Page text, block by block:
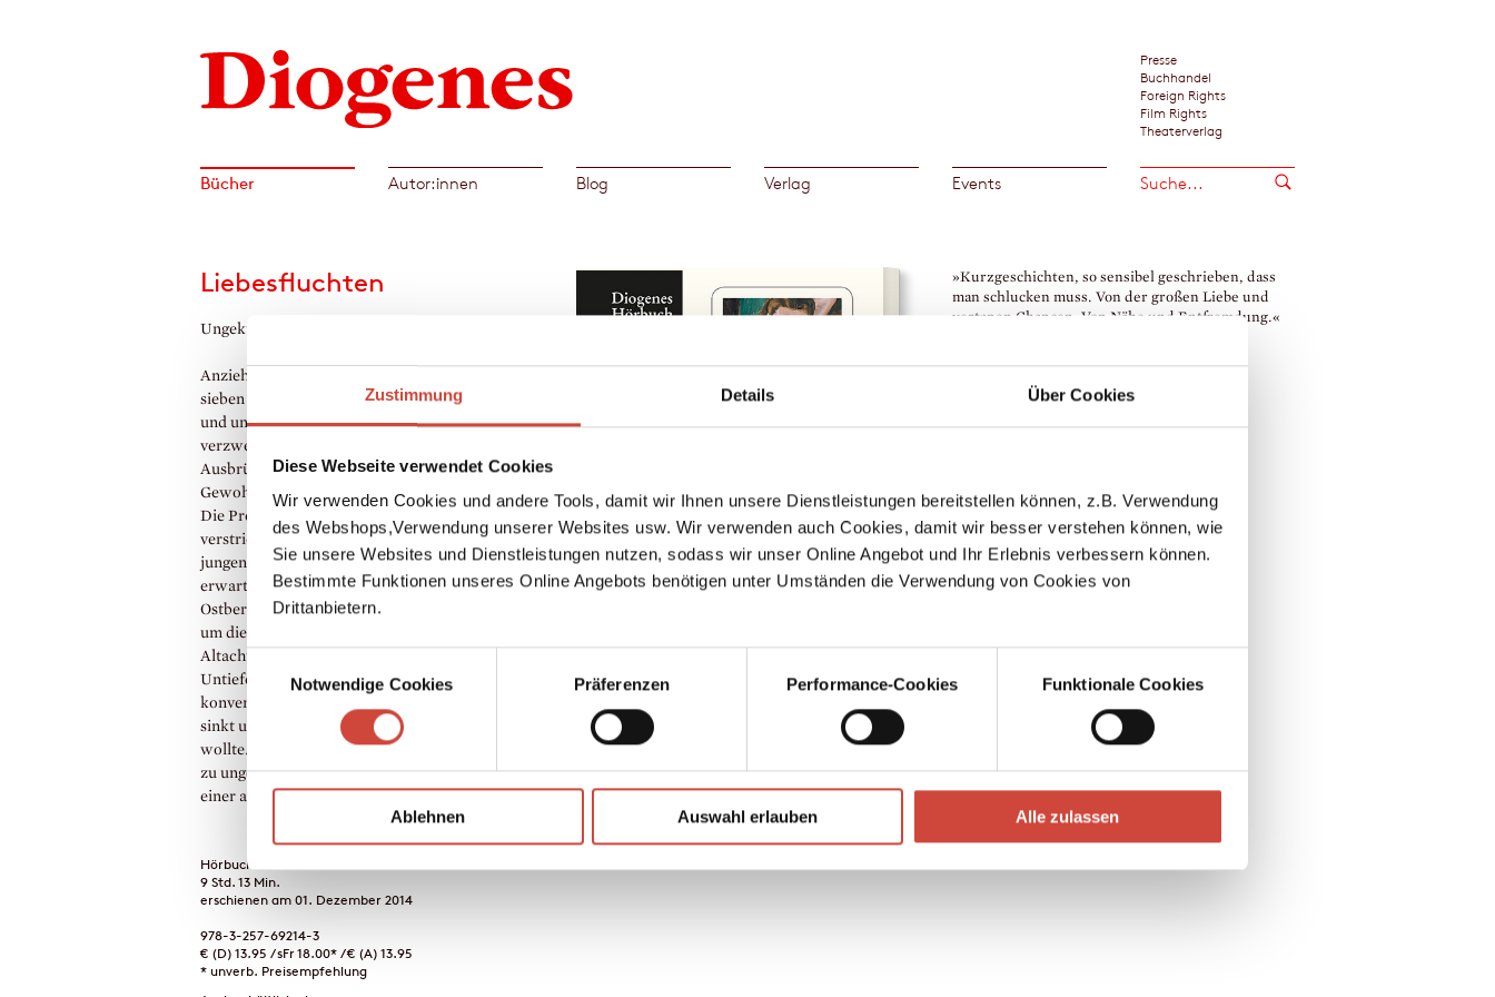
Zustimmung Details Über Cookies
Diese Webseite verwendet Cookies
Wir verwenden Cookies und andere Tools, damit wir Ihnen unsere Dienstleistungen bereitstellen können, z.B. Verwendung
des Webshops,Verwendung unserer Websites usw. Wir verwenden auch Cookies, damit wir besser verstehen können, wie
Sie unsere Websites und Dienstleistungen nutzen, sodass wir unser Online Angebot und Ihr Erlebnis verbessern können.
Bestimmte Funktionen unseres Online Angebots benötigen unter Umständen die Verwendung von Cookies von
Drittanbietern.
Einwilligungsauswahl
Notwendige Cookies
Präferenzen Performance-Cookies Funktionale Cookies
Ablehnen Auswahl erlauben Alle zulassen
Presse
Buchhandel
Foreign Rights
Film Rights
Theaterverlag
Bücher Autor:innen Blog Verlag Events
↘
Kaufen
Liebesfluchten
Ungekürzt gelesen von Charles Brauer
Anziehungs- und Fluchtformen der Liebe in
sieben Geschichten: als unterdrückte Sehnsüchte
und unerwünschte Verwirrungen, als
verzweifelte Seitensprünge und kühne
Ausbrüche, als unumkehrbare Macht der
Gewohnheit, als Schuld und Selbstverleugnung.
Die Protagonisten sind dabei in ihre Zeit
verstrickt: Die deutsche Vergangenheit holt einen
jungen Mann da ein, wo man es am wenigsten
erwartet – in der Liebe zu einem Bild. Ein
Ostberliner Ehepaar begeht Verrat aneinander –
um die Ehe zu retten. Ein arrivierter
Altachtundsechziger laviert sich durch die
Untiefen seiner liberalen Ehe und
konventionellen Liebschaften, bis sein Schiff
sinkt und er angespült wird, wo er nie landen
wollte. Ein deutscher Student in New York greift
zu ungewöhnlichen Mitteln, um seine Liebe zu
einer amerikanischen Jüdin zu bewahren.
Hörbuch-Download
9 Std. 13 Min.
erschienen am 01. Dezember 2014
978-3-257-69214-3
€ (D) 13.95 / sFr 18.00* / € (A) 13.95
* unverb. Preisempfehlung
»Kurzgeschichten, so sensibel geschrieben, dass
man schlucken muss. Von der großen Liebe und
vertanen Chancen. Von Nähe und Entfremdung.«